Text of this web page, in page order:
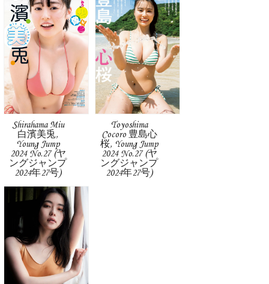
Shirahama Miu
白濱美兎,
Young Jump
2024 No.27 (ヤ
ングジャンプ
2024年27号)
Toyoshima
Cocoro 豊島心
桜, Young Jump
2024 No.27 (ヤ
ングジャンプ
2024年27号)